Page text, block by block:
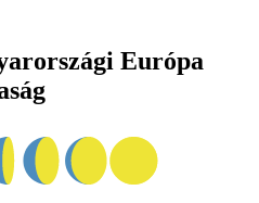
Európa